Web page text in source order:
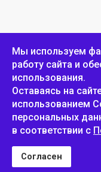
ИНФОРМАЦИЯ
Положение о
конфиденциальности и
защите персональных
данных
Мы используем
работу сайта и
использования.
Оставаясь на
использованием
персональных
в соответствии с
Согласен